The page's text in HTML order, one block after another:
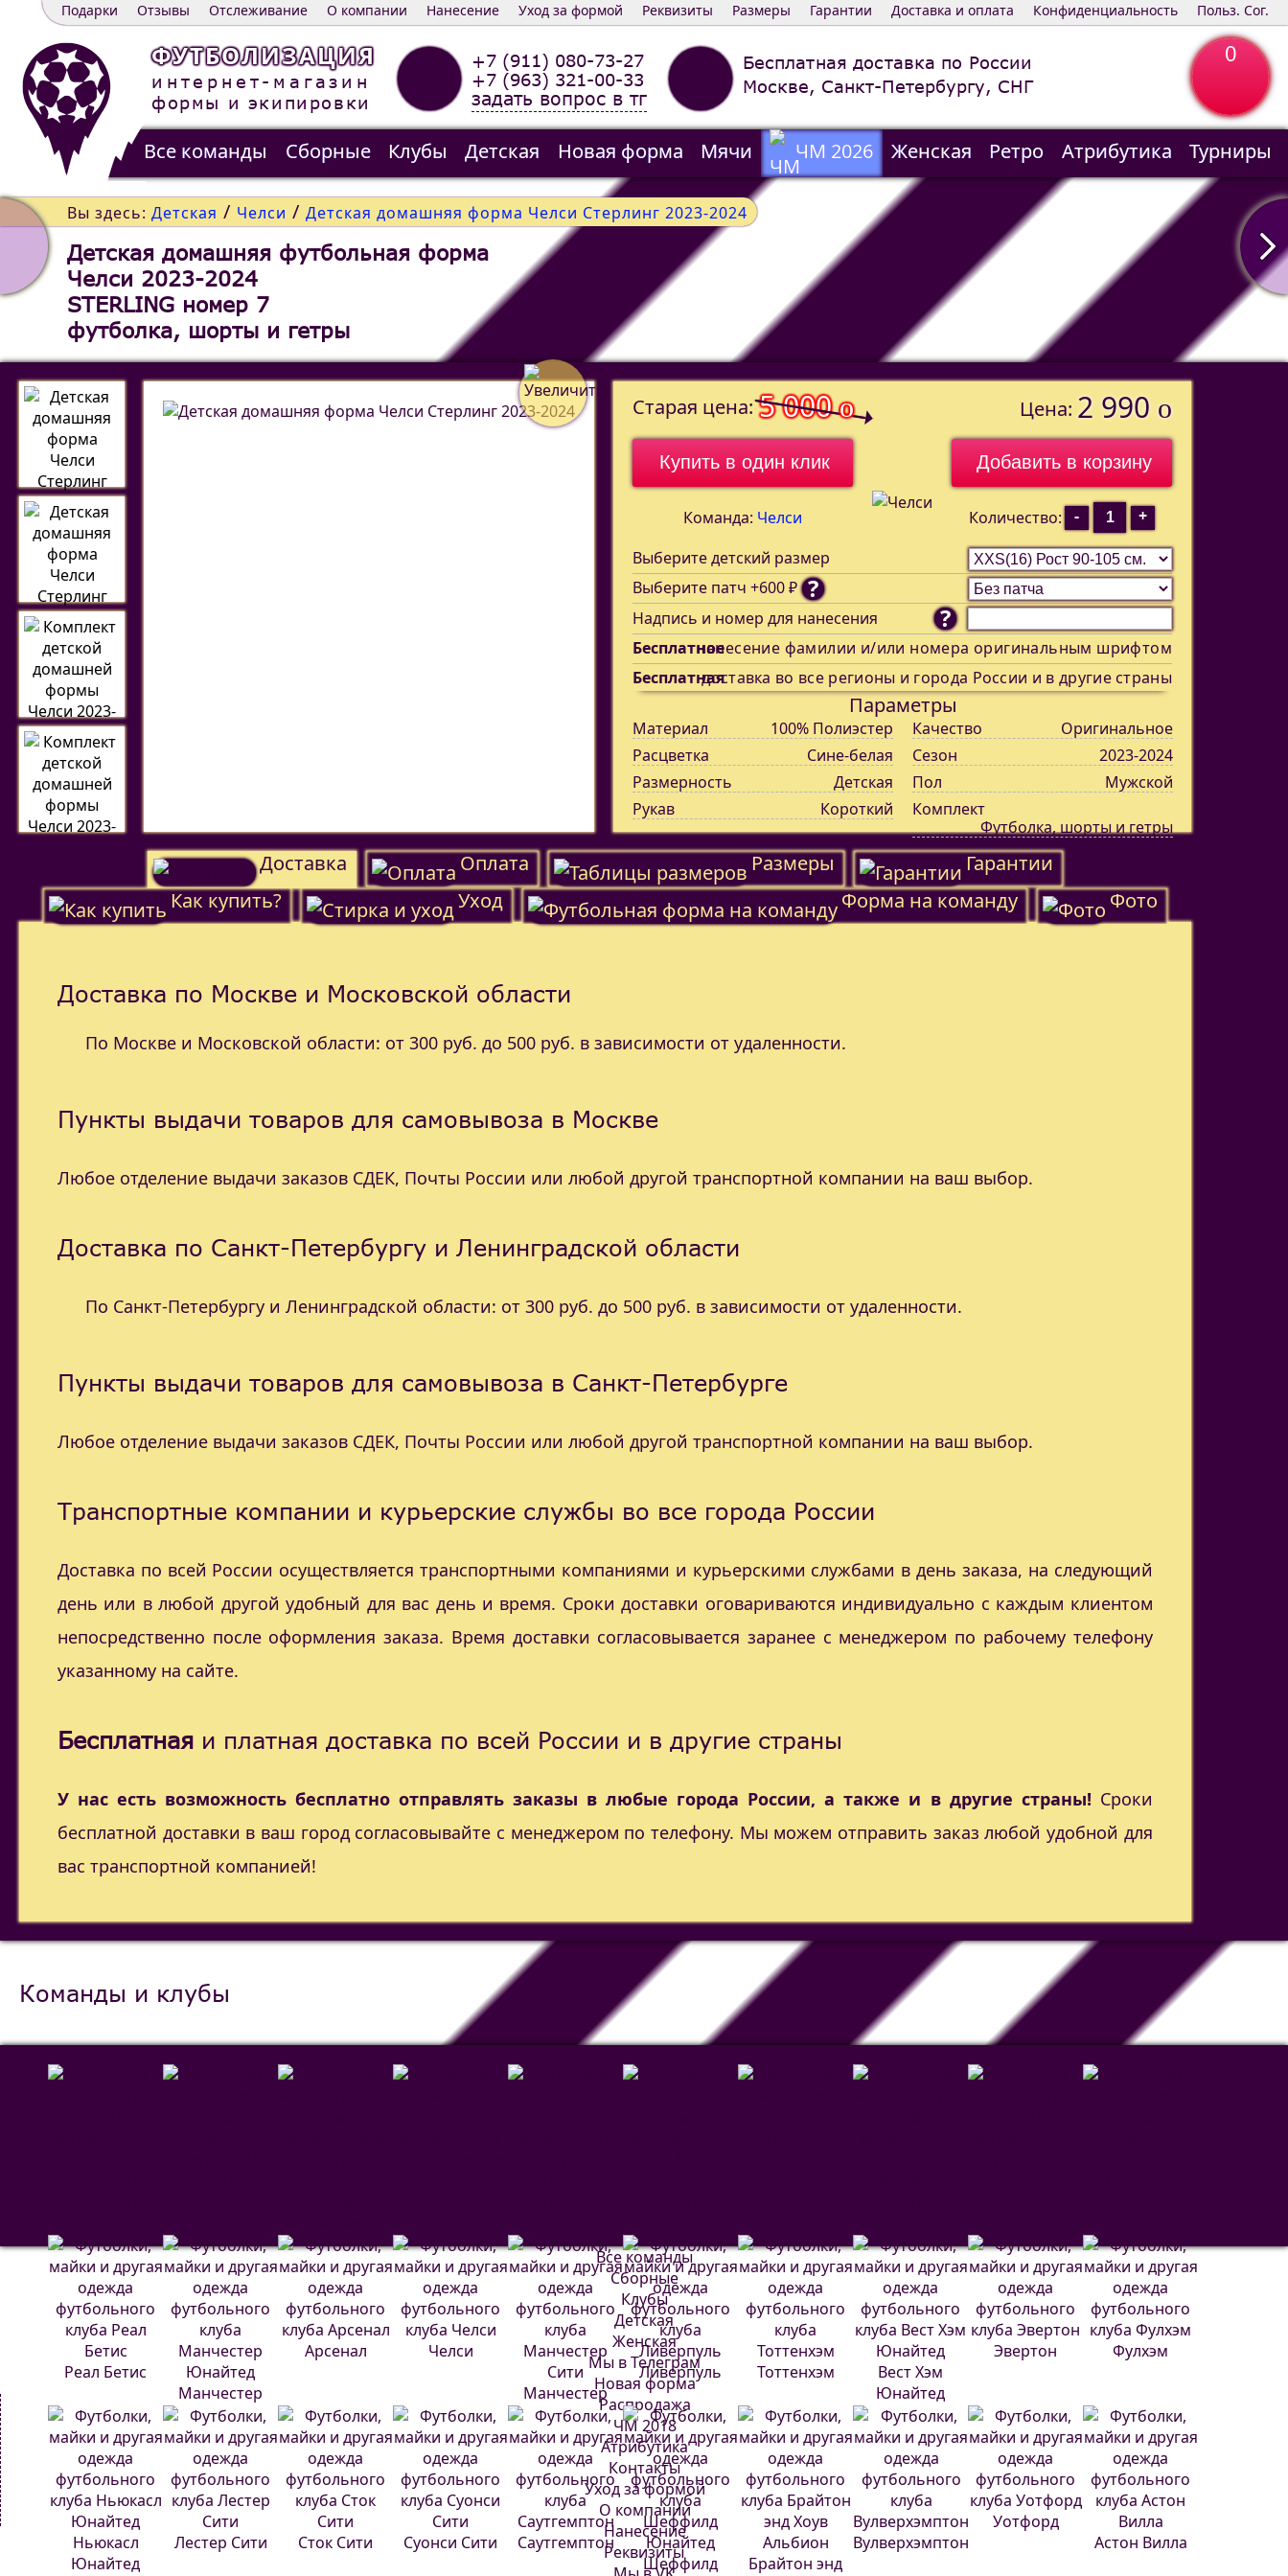
Польз. Сог.
Конфиденциальность
Доставка и оплата
Гарантии
Размеры
Реквизиты
Уход за формой
Нанесение
О компании
Отслеживание
Отзывы
Подарки
ФУТБОЛИЗАЦИЯ
интернет-магазин
формы и экипировки
+7 (911) 080-73-27
+7 (963) 321-00-33
задать вопрос в тг
Бесплатная доставка по России
Москве, Санкт-Петербургу, СНГ
Все команды Сборные Клубы Детская Новая форма Мячи ЧМ 2026 Женская Ретро Атрибутика
Турниры
Распродажа
Контакты
Вы здесь: Детская / Челси / Детская домашняя форма Челси Стерлинг 2023-2024
Детская домашняя футбольная форма
Челси 2023-2024
STERLING номер 7
футболка, шорты и гетры
Старая цена: 5 000o Цена: 2 990 o
Купить в один клик
Команда: Челси Количество: -
+
Выберите детский размер
?
Выберите патч +600 ₽
Надпись и номер для нанесения
?
Бесплатноенанесение фамилии и/или номера оригинальным шрифтом
Бесплатнаядоставка во все регионы и города России и в другие страны
Параметры
Материал 100% Полиэстер Качество
Оригинальное
Расцветка
Сине-белая Сезон
2023-2024
Размерность
Детская Пол
Мужской
Рукав
Короткий
Комплект
Футболка, шорты и гетры
Доставка Оплата Размеры
Гарантии
Как купить?
Уход Форма на команду Фото
Доставка по Москве и Московской области
По Москве и Московской области: от 300 руб. до 500 руб. в зависимости от удаленности.
Пункты выдачи товаров для самовывоза в Москве
Любое отделение выдачи заказов СДЕК, Почты России или любой другой транспортной компании на ваш выбор.
Доставка по Санкт-Петербургу и Ленинградской области
По Санкт-Петербургу и Ленинградской области: от 300 руб. до 500 руб. в зависимости от удаленности.
Пункты выдачи товаров для самовывоза в Санкт-Петербурге
Любое отделение выдачи заказов СДЕК, Почты России или любой другой транспортной компании на ваш выбор.
Транспортные компании и курьерские службы во все города России
Доставка по всей России осуществляется транспортными компаниями и курьерскими службами в день заказа, на следующий
день или в любой другой удобный для вас день и время. Сроки доставки оговариваются индивидуально с каждым клиентом
непосредственно после оформления заказа. Время доставки согласовывается заранее с менеджером по рабочему телефону
указанному на сайте.
Бесплатная и платная доставка по всей России и в другие страны
У нас есть возможность бесплатно отправлять заказы в любые города России, а также и в другие страны! Сроки
бесплатной доставки в ваш город согласовывайте с менеджером по телефону. Мы можем отправить заказ любой удобной для
вас транспортной компанией!
0
Команды и клубы
Реал Бетис
Манчестер
Юнайтед
Арсенал
Челси
Манчестер
Сити
Ливерпуль Тоттенхэм
Вест Хэм
Юнайтед
Эвертон Фулхэм
Ньюкасл
Юнайтед
Лестер Сити Сток Сити Суонси Сити
Саутгемптон
Шеффилд
Брайтон энд
Вулверхэмптон
Уотфорд
Астон Вилла
Все команды
Сборные
Клубы
Детская
Женская
Мы в Телеграм
Новая форма
Распродажа
ЧМ 2018
Атрибутика
Контакты
Уход за формой
О компании
Нанесение
Реквизиты